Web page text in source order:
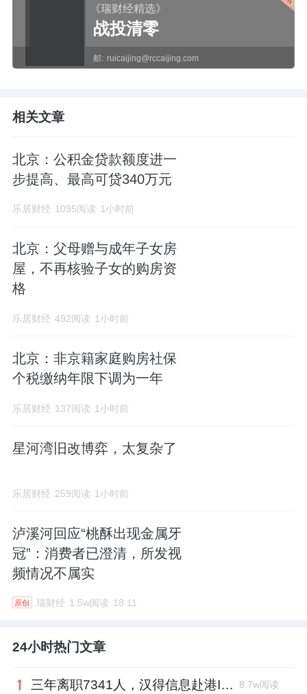
《瑞财经精选》
战投清零
邮: ruicaijing@rccaijing.com
相关文章
北京：公积金贷款额度进一
步提高、最高可贷340万元
乐居财经 1095阅读 1小时前
北京：父母赠与成年子女房
屋，不再核验子女的购房资
格
乐居财经 492阅读 1小时前
北京：非京籍家庭购房社保
个税缴纳年限下调为一年
乐居财经 137阅读 1小时前
星河湾旧改博弈，太复杂了
乐居财经 259阅读 1小时前
泸溪河回应“桃酥出现金属牙
冠”：消费者已澄清，所发视
频情况不属实
原创 瑞财经 1.5w阅读 18:11
24小时热门文章
三年离职7341人，汉得信息赴港IPO前欠缴社保1.55亿元 8.7w阅读